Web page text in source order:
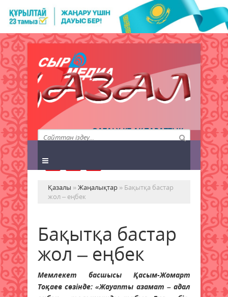
QAZALY.KZ АҚПАРАТТЫҚ
АГЕНТТІГІ
Қазалы »Жаңалықтар » Бақытқа бастар
жол – еңбек
Бақытқа бастар
жол – еңбек
Мемлекет басшысы Қасым-Жомарт
Тоқаев сөзінде: «Жауапты азамат – адал